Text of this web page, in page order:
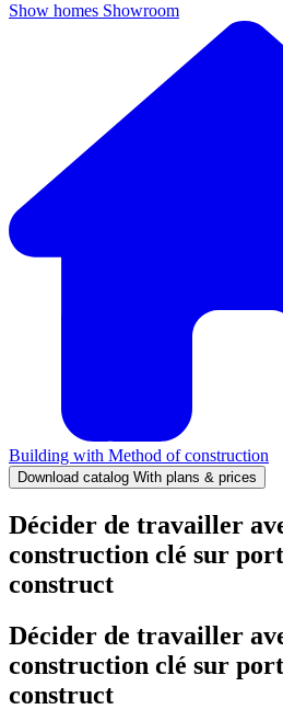
Show homes Showroom
Building with Method of construction
Download catalog With plans & prices
Décider de travailler
construction clé sur
construct
Décider de travailler
construction clé sur
construct